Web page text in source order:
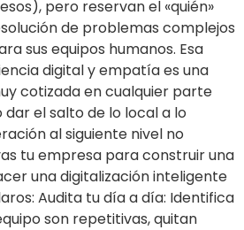
pero reservan el «quién»
de problemas complejos
sus equipos humanos. Esa
digital y empatía es una
cotizada en cualquier parte
dar el salto de lo local a lo
al siguiente nivel no
tu empresa para construir una
una digitalización inteligente
Audita tu día a día: Identifica
son repetitivas, quitan